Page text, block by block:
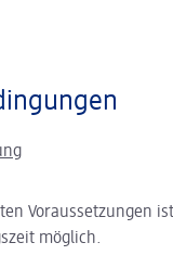
Voraussetzungen
möglich.